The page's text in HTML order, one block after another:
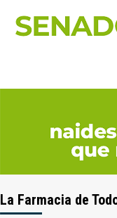
La Farmacia de